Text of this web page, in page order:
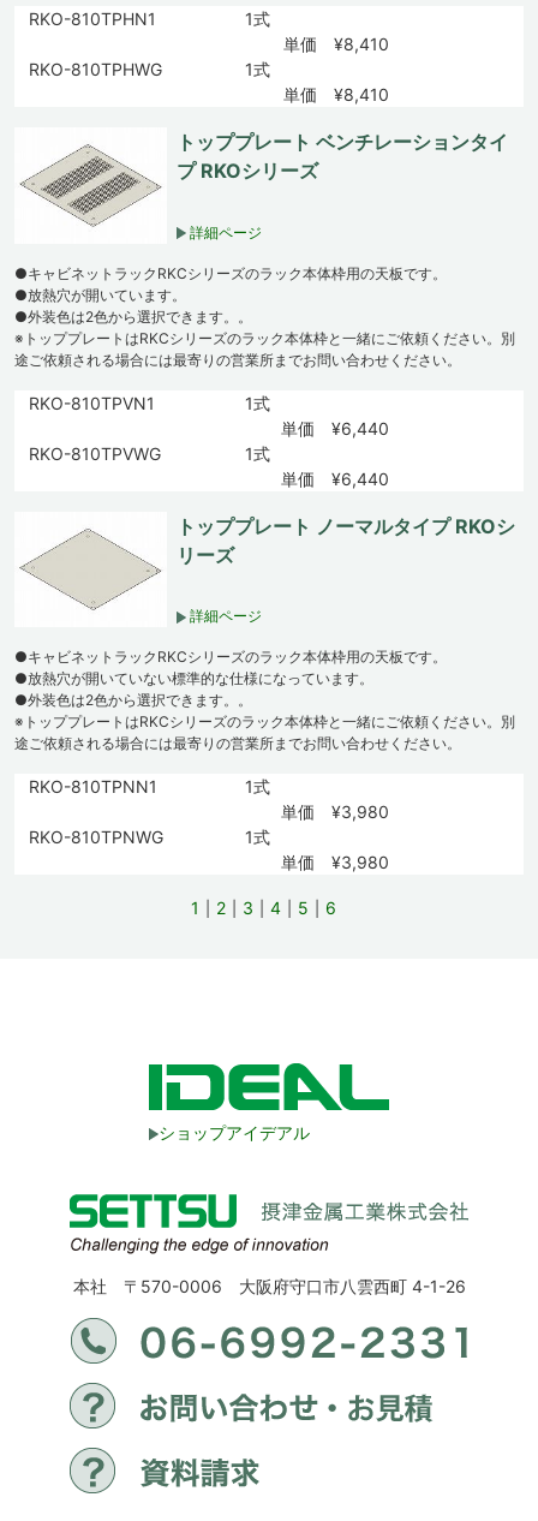
RKO-810TPHN1
1式
単価 ¥8,410
RKO-810TPHWG
1式
単価 ¥8,410
トッププレート ベンチレーションタイ
プ RKOシリーズ
詳細ページ
●キャビネットラックRKCシリーズのラック本体枠用の天板です。
●放熱穴が開いています。
●外装色は2色から選択できます。。
※トッププレートはRKCシリーズのラック本体枠と一緒にご依頼ください。別
途ご依頼される場合には最寄りの営業所までお問い合わせください。
RKO-810TPVN1
1式
単価 ¥6,440
RKO-810TPVWG
1式
単価 ¥6,440
トッププレート ノーマルタイプ RKOシ
リーズ
詳細ページ
●キャビネットラックRKCシリーズのラック本体枠用の天板です。
●放熱穴が開いていない標準的な仕様になっています。
●外装色は2色から選択できます。。
※トッププレートはRKCシリーズのラック本体枠と一緒にご依頼ください。別
途ご依頼される場合には最寄りの営業所までお問い合わせください。
RKO-810TPNN1
1式
単価 ¥3,980
RKO-810TPNWG
1式
単価 ¥3,980
1 2 3 4 5 6
ショップアイデアル
本社 〒570-0006 大阪府守口市八雲西町 4-1-26